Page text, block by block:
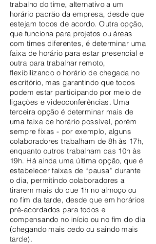
trabalho do time, alternativo a um
horário padrão da empresa, desde que
estejam todos de acordo. Outra opção,
que funciona para projetos ou áreas
com times diferentes, é determinar uma
faixa de horário para estar presencial e
outra para trabalhar remoto,
flexibilizando o horário de chegada no
escritório, mas garantindo que todos
podem estar participando por meio de
ligações e videoconferências. Uma
terceira opção é determinar mais de
uma faixa de horário possível, porém
sempre fixas - por exemplo, alguns
colaboradores trabalham de 8h às 17h,
enquanto outros trabalham das 10h às
19h. Há ainda uma última opção, que é
estabelecer faixas de “pausa” durante
o dia, permitindo colaboradores a
tirarem mais do que 1h no almoço ou
no fim da tarde, desde que em horários
pré-acordados para todos e
compensando no início ou no fim do dia
(chegando mais cedo ou saindo mais
tarde).